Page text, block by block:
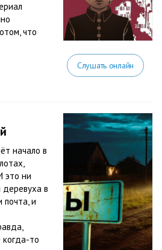
что
Слушать онлайн
начало в
это ни
деревуха в
почта, и
то